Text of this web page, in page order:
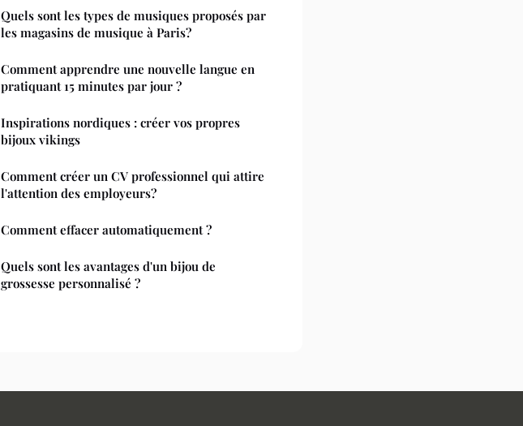
Quels sont les types de musiques proposés par
les magasins de musique à Paris?
Comment apprendre une nouvelle langue en
pratiquant 15 minutes par jour ?
Inspirations nordiques : créer vos propres
bijoux vikings
Comment créer un CV professionnel qui attire
l'attention des employeurs?
Comment effacer automatiquement ?
Quels sont les avantages d'un bijou de
grossesse personnalisé ?